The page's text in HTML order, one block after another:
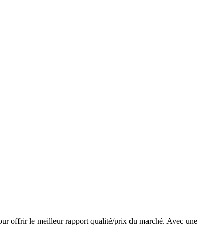
offrir le meilleur rapport qualité/prix du marché. Avec une